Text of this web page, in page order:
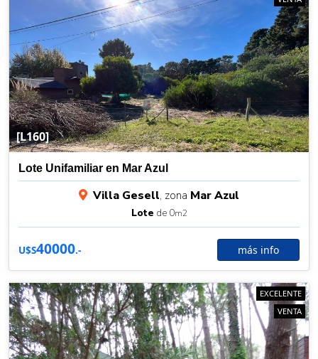
[L160]
Lote Unifamiliar en Mar Azul
Villa Gesell, zona Mar Azul
Lote de 0m2
U$S40000.- más info
EXCELENTE
VENTA